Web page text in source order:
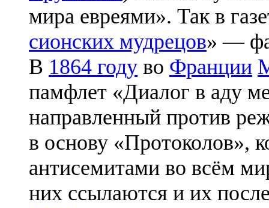
мира евреями». Так в
сионских мудрецов» —
В 1864 году во Франции
памфлет «Диалог в аду
направленный против
в основу «Протоколов»,
антисемитами во всём
них ссылаются и их